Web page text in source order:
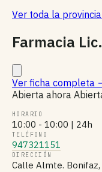
Ver toda la
Farmacia
Ver ficha completa
Abierta ahora
HORARIO
10:00 - 10:00 | 24h
TELÉFONO
947321151
DIRECCIÓN
Calle Almte.